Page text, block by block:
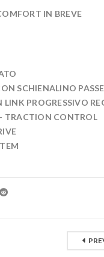
IN BREVE
SCHIENALINO
PROGRESSIVO
TRACTION CONTROL